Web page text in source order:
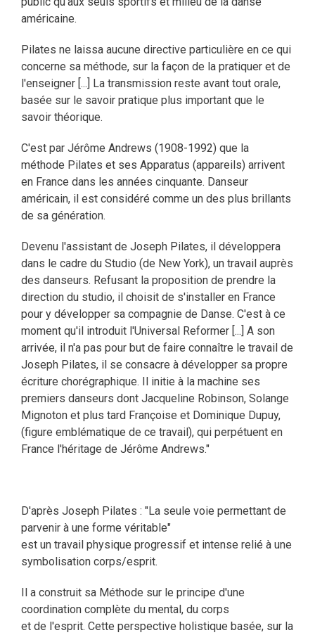
américaine.
Pilates ne laissa aucune directive particulière en ce qui
concerne sa méthode, sur la façon de la pratiquer et de
l'enseigner [...] La transmission reste avant tout orale,
basée sur le savoir pratique plus important que le
savoir théorique.
C'est par Jérôme Andrews (1908-1992) que la
méthode Pilates et ses Apparatus (appareils) arrivent
en France dans les années cinquante. Danseur
américain, il est considéré comme un des plus brillants
de sa génération.
Devenu l'assistant de Joseph Pilates, il développera
dans le cadre du Studio (de New York), un travail auprès
des danseurs. Refusant la proposition de prendre la
direction du studio, il choisit de s'installer en France
pour y développer sa compagnie de Danse. C'est à ce
moment qu'il introduit l'Universal Reformer [...] A son
arrivée, il n'a pas pour but de faire connaître le travail de
Joseph Pilates, il se consacre à développer sa propre
écriture chorégraphique. Il initie à la machine ses
premiers danseurs dont Jacqueline Robinson, Solange
Mignoton et plus tard Françoise et Dominique Dupuy,
(figure emblématique de ce travail), qui perpétuent en
France l'héritage de Jérôme Andrews."
D'après Joseph Pilates : "La seule voie permettant de
parvenir à une forme véritable"
est un travail physique progressif et intense relié à une
symbolisation corps/esprit.
Il a construit sa Méthode sur le principe d'une
coordination complète du mental, du corps
et de l'esprit. Cette perspective holistique basée, sur la